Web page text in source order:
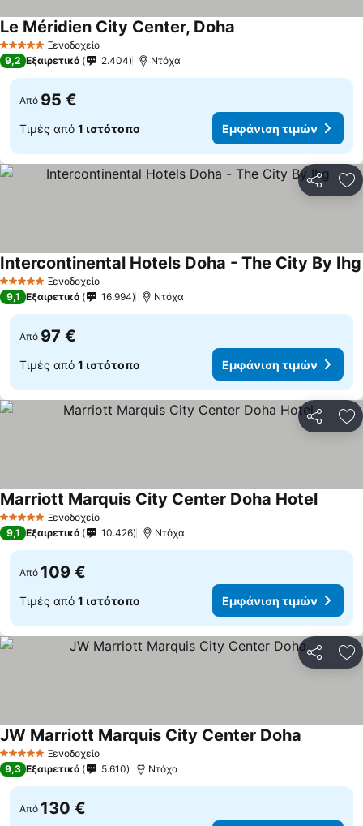
5 Αστέρια Ξενοδοχείο
Le Méridien City Center, Doha
9,2 Εξαιρετικό 2.404 Ντόχα
Από 95 €
Τιμές από 1 ιστότοπο Εμφάνιση τιμών
5 Αστέρια Ξενοδοχείο
Intercontinental Hotels Doha - The City By Ihg
9,1 Εξαιρετικό 16.994 Ντόχα
Από 97 €
Τιμές από 1 ιστότοπο Εμφάνιση τιμών
5 Αστέρια Ξενοδοχείο
Marriott Marquis City Center Doha Hotel
9,1 Εξαιρετικό 10.426 Ντόχα
Από 109 €
Τιμές από 1 ιστότοπο Εμφάνιση τιμών
5 Αστέρια Ξενοδοχείο
JW Marriott Marquis City Center Doha
9,3 Εξαιρετικό 5.610 Ντόχα
Από 130 €